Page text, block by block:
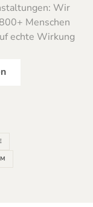
Wir
Menschen
echte Wirkung